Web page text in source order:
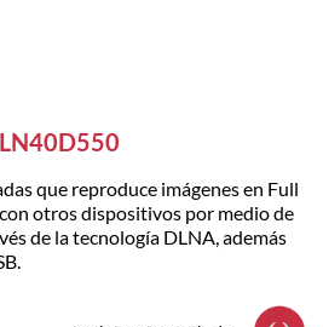
que reproduce imágenes en Full
otros dispositivos por medio de
de la tecnología DLNA, además